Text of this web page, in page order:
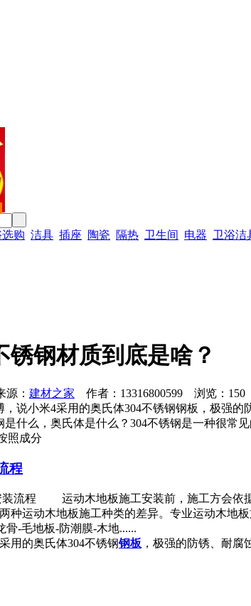
购 洁具 插座 陶瓷 隔热 卫生间 电器 卫浴洁
钢材质到底是啥？
： 建材之家 作者：13316800599 浏览： 150
说小米4采用的奥氏体304不锈钢钢板，极强
什么，奥氏体是什么？304不锈钢是一种很
照成分
程
装流程 运动木地板施工安装前，施工方会依
两种运动木地板施工种类的差异。专业运
-毛地板-防潮膜-木地......
用的奥氏体304不锈钢钢板 ，极强的防锈、耐